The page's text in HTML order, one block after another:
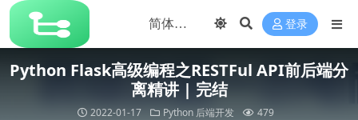
登录
Python Flask高级编程之RESTFul API前后端分
离精讲 | 完结
2022-01-17 Python 后端开发 479